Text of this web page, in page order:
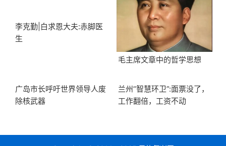
李克勤|白求恩大夫:赤脚医
生
毛主席文章中的哲学思想
广岛市长呼吁世界领导人废
除核武器
兰州“智慧环卫”:面票没了，
工作翻倍，工资不动